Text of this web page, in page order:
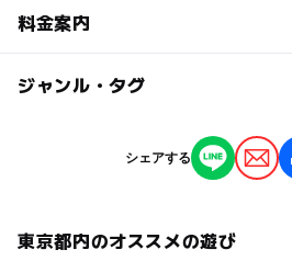
対象年齢
料金案内
子供の料金詳細
※湯島地方合同庁舎正門より入
（平日のみ）
※都立旧岩崎邸庭園より入館す
ジャンル・タグ
芸術鑑賞
タグ
シェアする
東京都内のオススメの遊び